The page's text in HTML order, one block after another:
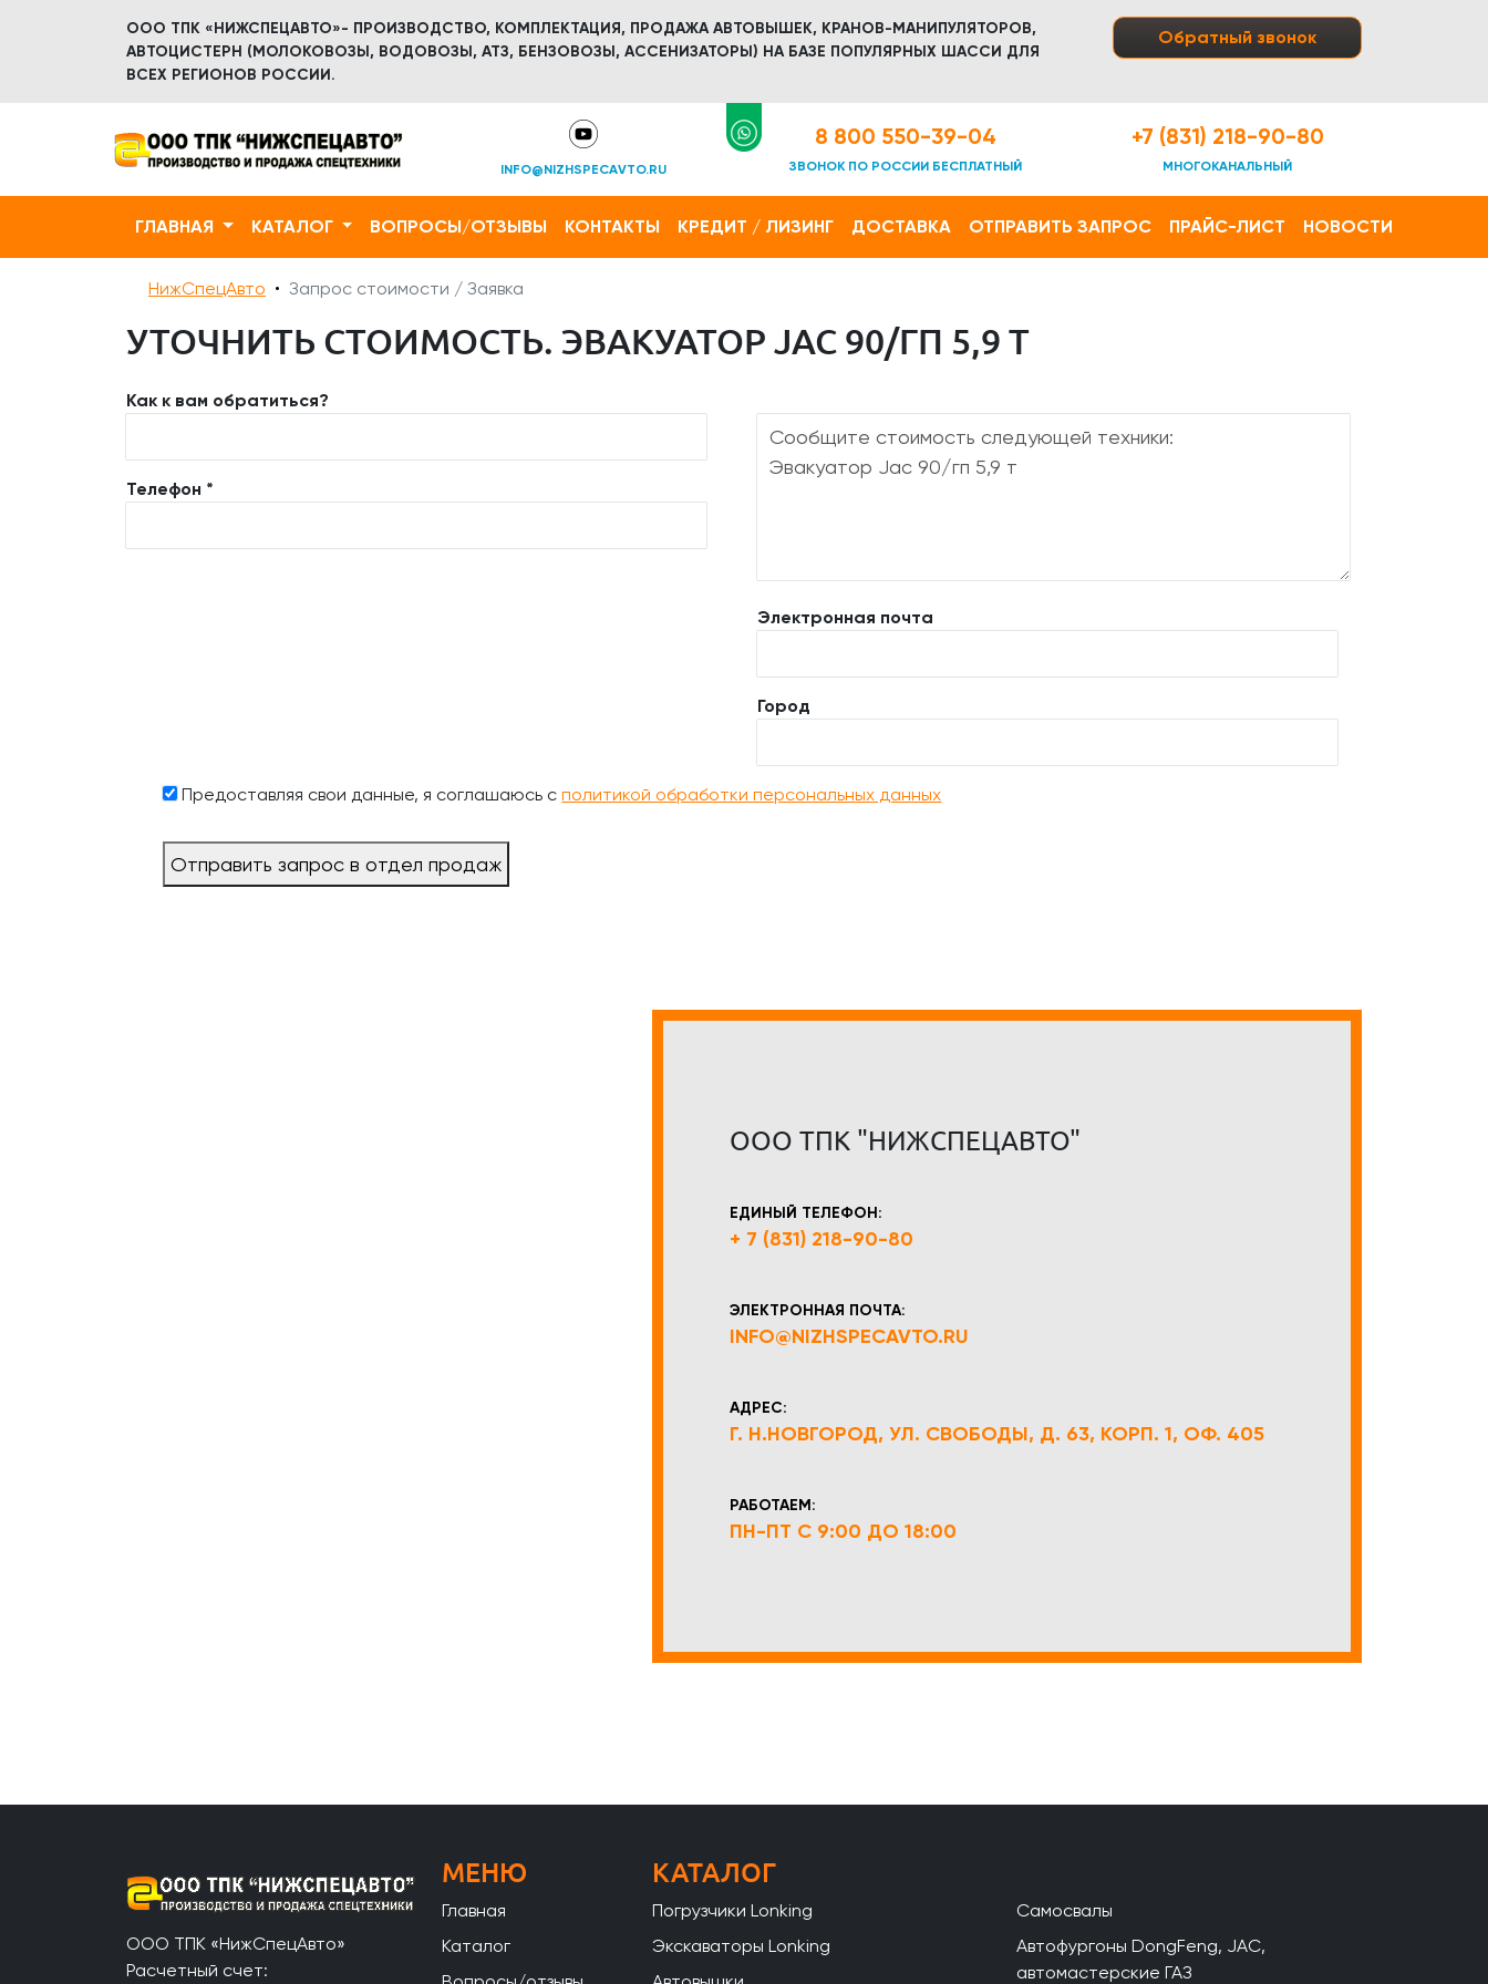
ООО ТПК «НИЖСПЕЦАВТО»- ПРОИЗВОДСТВО, КОМПЛЕКТАЦИЯ, ПРОДАЖА АВТОВЫШЕК, КРАНОВ-МАНИПУЛЯТОРОВ,
АВТОЦИСТЕРН (МОЛОКОВОЗЫ, ВОДОВОЗЫ, АТЗ, БЕНЗОВОЗЫ, АССЕНИЗАТОРЫ) НА БАЗЕ ПОПУЛЯРНЫХ ШАССИ ДЛЯ
ВСЕХ РЕГИОНОВ РОССИИ.
Обратный звонок
INFO@NIZHSPECAVTO.RU
8 800 550-39-04
ЗВОНОК ПО РОССИИ БЕСПЛАТНЫЙ
+7 (831) 218-90-80
МНОГОКАНАЛЬНЫЙ
ГЛАВНАЯ КАТАЛОГ ВОПРОСЫ/ОТЗЫВЫ КОНТАКТЫ КРЕДИТ / ЛИЗИНГ ДОСТАВКА ОТПРАВИТЬ ЗАПРОС ПРАЙС-ЛИСТ НОВОСТИ
НижСпецАвто Запрос стоимости / Заявка
УТОЧНИТЬ СТОИМОСТЬ. ЭВАКУАТОР JAC 90/ГП 5,9 Т
Как к вам обратиться?
Телефон *
Электронная почта
Город
Предоставляя свои данные, я соглашаюсь сполитикой обработки персональных данных
Отправить запрос в отдел продаж
ООО ТПК "НИЖСПЕЦАВТО"
ЕДИНЫЙ ТЕЛЕФОН:
+ 7 (831) 218-90-80
ЭЛЕКТРОННАЯ ПОЧТА:
INFO@NIZHSPECAVTO.RU
АДРЕС:
Г. Н.НОВГОРОД, УЛ. СВОБОДЫ, Д. 63, КОРП. 1, ОФ. 405
РАБОТАЕМ:
ПН-ПТ С 9:00 ДО 18:00
ООО ТПК «НижСпецАвто»
Расчетный счет:
МЕНЮ
Главная
Каталог
КАТАЛОГ
Погрузчики Lonking
Экскаваторы Lonking
Самосвалы
Автофургоны DongFeng, JAC,
автомастерские ГАЗ